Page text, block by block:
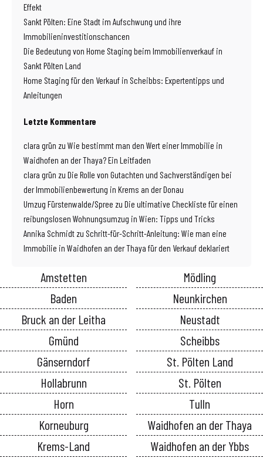
Effekt
Sankt Pölten: Eine Stadt im Aufschwung und ihre
Immobilieninvestitionschancen
Die Bedeutung von Home Staging beim Immobilienverkauf in
Sankt Pölten Land
Home Staging für den Verkauf in Scheibbs: Expertentipps und
Anleitungen
Letzte Kommentare
clara grün zu Wie bestimmt man den Wert einer Immobilie in
Waidhofen an der Thaya? Ein Leitfaden
clara grün zu Die Rolle von Gutachten und Sachverständigen bei
der Immobilienbewertung in Krems an der Donau
Umzug Fürstenwalde/Spree zu Die ultimative Checkliste für einen
reibungslosen Wohnungsumzug in Wien: Tipps und Tricks
Annika Schmidt zu Schritt-für-Schritt-Anleitung: Wie man eine
Immobilie in Waidhofen an der Thaya für den Verkauf deklariert
Amstetten
Baden
Bruck an der Leitha
Gmünd
Gänserndorf
Hollabrunn
Horn
Korneuburg
Krems-Land
Mödling
Neunkirchen
Neustadt
Scheibbs
St. Pölten Land
St. Pölten
Tulln
Waidhofen an der Thaya
Waidhofen an der Ybbs